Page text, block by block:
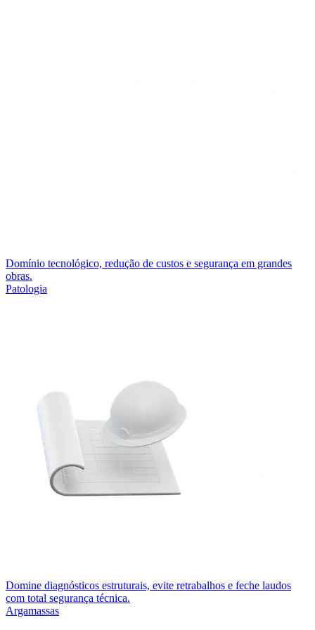
Domínio tecnológico, redução de custos e segurança em grandes
obras.
Patologia
Domine diagnósticos estruturais, evite retrabalhos e feche laudos
com total segurança técnica.
Argamassas